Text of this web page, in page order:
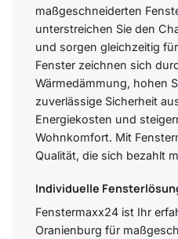
maßgeschneiderten
unterstreichen Sie den
und sorgen gleichzeitig
Fenster zeichnen sich
Wärmedämmung, hohen
zuverlässige Sicherheit
Energiekosten und
Wohnkomfort. Mit
Qualität, die sich bezahlt
Individuelle
Fenstermaxx24 ist Ihr
Oranienburg für